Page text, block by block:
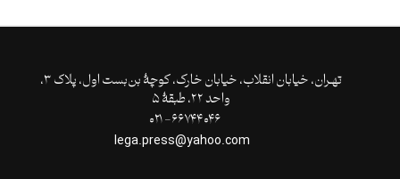
تهـران،‌ خیابان انقلاب، خیابان خارک، کوچۀ بن‌بست اول، پلاک ۳،
واحد ۲۲، طبقۀ ۵